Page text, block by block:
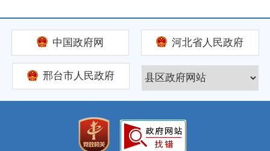
中国政府网 河北省人民政府
邢台市人民政府